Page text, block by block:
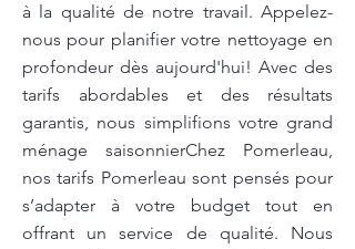
à la qualité de notre travail. Appelez-
nous pour planifier votre nettoyage en
profondeur dès aujourd'hui! Avec des
tarifs abordables et des résultats
garantis, nous simplifions votre grand
ménage saisonnierChez Pomerleau,
nos tarifs Pomerleau sont pensés pour
s’adapter à votre budget tout en
offrant un service de qualité. Nous